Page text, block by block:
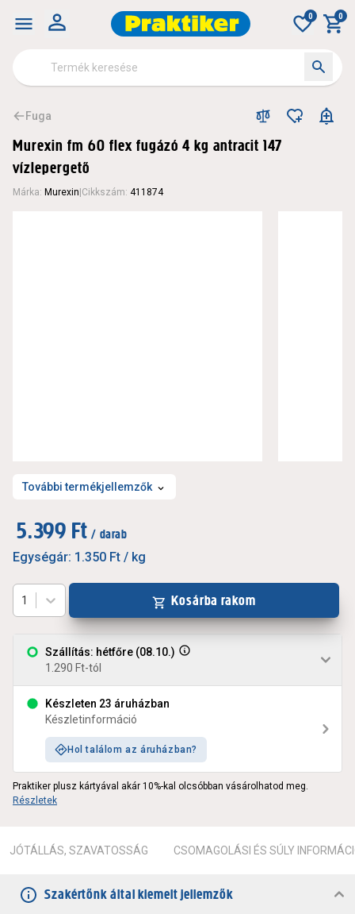
0 0
Fuga
Murexin fm 60 flex fugázó 4 kg antracit 147
vízlepergető
Márka: Murexin Cikkszám: 411874
További termékjellemzők
5.399 Ft / darab
Egységár: 1.350 Ft / kg
Szállítás: hétfőre (08.10.)
1.290 Ft-tól
Készleten 23 áruházban
Készletinformáció
Hol találom az áruházban?
1 Kosárba rakom
Praktiker plusz kártyával akár 10%-kal olcsóbban vásárolhatod meg.
Részletek
JÓTÁLLÁS, SZAVATOSSÁG CSOMAGOLÁSI ÉS SÚLY
Szakértőnk által kiemelt jellemzők